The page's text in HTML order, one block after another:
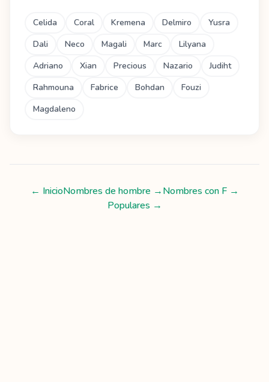
Celida Coral Kremena Delmiro
Yusra
Dali
Neco Magali Marc
Lilyana
Adriano
Xian Precious Nazario
Judiht
Rahmouna
Fabrice Bohdan
Fouzi
Magdaleno
← InicioNombres de hombre →Nombres con F→
Populares →